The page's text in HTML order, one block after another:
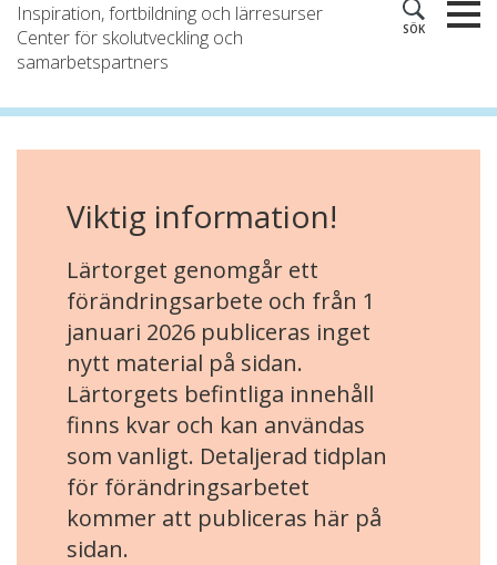
Inspiration, fortbildning och lärresurser
Center för skolutveckling och
samarbetspartners
SÖK
Viktig information!
Lärtorget genomgår ett
förändringsarbete och från 1
januari 2026 publiceras inget
nytt material på sidan.
Lärtorgets befintliga innehåll
finns kvar och kan användas
som vanligt. Detaljerad tidplan
för förändringsarbetet
kommer att publiceras här på
sidan.